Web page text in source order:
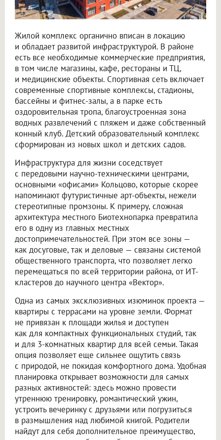
Жилой комплекс органично вписан в локацию
и обладает развитой инфраструктурой. В районе
есть все необходимые коммерческие предприятия,
в том числе магазины, кафе, рестораны и ТЦ,
и медицинские объекты. Спортивная сеть включает
современные спортивные комплексы, стадионы,
бассейны и фитнес-залы, а в парке есть
оздоровительная тропа, благоустроенная зона
водных развлечений с пляжем и даже собственный
конный клуб. Детский образовательный комплекс
сформирован из новых школ и детских садов.
Инфраструктура для жизни соседствует
с передовыми научно-техническими центрами,
основными «офисами» Кольцово, которые скорее
напоминают футуристичные арт-объекты, нежели
стереотипные промзоны. К примеру, сложная
архитектура местного Биотехнопарка превратила
его в одну из главных местных
достопримечательностей. При этом все зоны —
как досуговые, так и деловые — связаны системой
общественного транспорта, что позволяет легко
перемещаться по всей территории района, от ИТ-
кластеров до научного центра «Вектор».
Одна из самых эксклюзивных изюминок проекта —
квартиры с террасами на уровне земли. Формат
не привязан к площади жилья и доступен
как для компактных функциональных студий, так
и для 3-комнатных квартир для всей семьи. Такая
опция позволяет еще сильнее ощутить связь
с природой, не покидая комфортного дома. Удобная
планировка открывает возможности для самых
разных активностей: здесь можно провести
утреннюю тренировку, романтический ужин,
устроить вечеринку с друзьями или погрузиться
в размышления над любимой книгой. Родители
найдут для себя дополнительное преимущество,